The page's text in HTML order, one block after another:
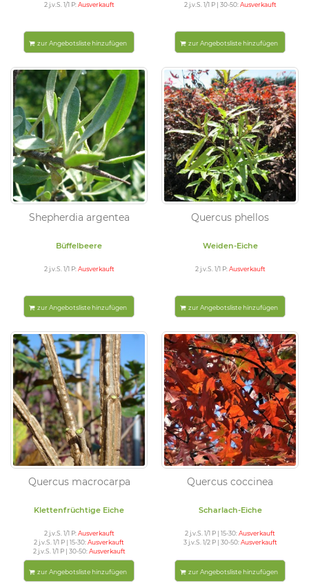
2 j.v.S. 1/1 P: Ausverkauft
zur Angebotsliste hinzufügen
2 j.v.S. 1/1 P | 30-50: Ausverkauft
zur Angebotsliste hinzufügen
Shepherdia argentea
Büffelbeere
2 j.v.S. 1/1 P: Ausverkauft
zur Angebotsliste hinzufügen
Quercus phellos
Weiden-Eiche
2 j.v.S. 1/1 P: Ausverkauft
zur Angebotsliste hinzufügen
Quercus macrocarpa
Klettenfrüchtige Eiche
2 j.v.S. 1/1 P: Ausverkauft
2 j.v.S. 1/1 P | 15-30:Ausverkauft
2 j.v.S. 1/1 P | 30-50: Ausverkauft
zur Angebotsliste hinzufügen
Quercus coccinea
Scharlach-Eiche
2 j.v.S. 1/1 P | 15-30:Ausverkauft
3 j.v.S. 1/2 P | 30-50: Ausverkauft
zur Angebotsliste hinzufügen